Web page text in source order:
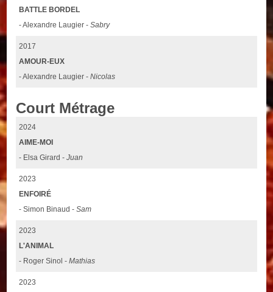
BATTLE BORDEL
- Alexandre Laugier -Sabry
2017
AMOUR-EUX
- Alexandre Laugier -Nicolas
Court Métrage
2024
AIME-MOI
- Elsa Girard -Juan
2023
ENFOIRÉ
- Simon Binaud -Sam
2023
L'ANIMAL
- Roger Sinol -Mathias
2023